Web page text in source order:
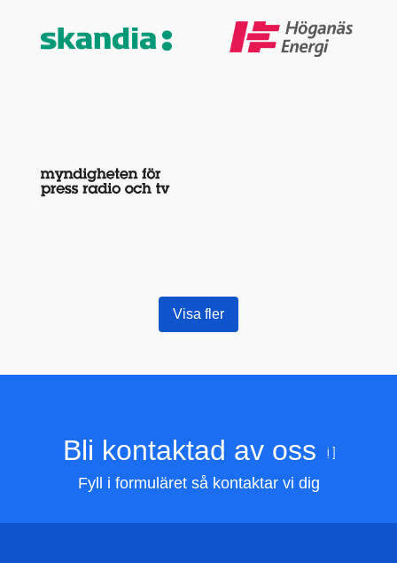
Visa fler
Bli kontaktad av oss
Fyll i formuläret så kontaktar vi dig